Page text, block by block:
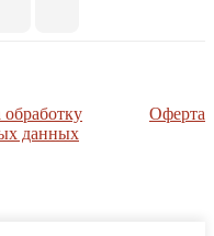
обработку
данных
Оферта